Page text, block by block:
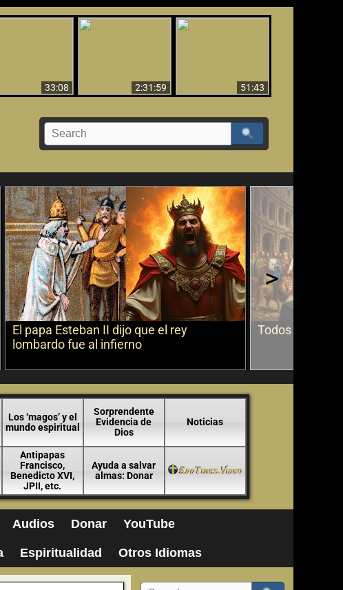
33:08 2:31:59
51:43
El papa Esteban II dijo que el rey
lombardo fue al infierno
Todos los
>
Los ‘magos’ y el
mundo espiritual
Sorprendente
Evidencia de
Dios
Noticias
Antipapas
Francisco,
Benedicto XVI,
JPII, etc.
Ayuda a salvar
almas: Donar
Audios Donar YouTube
Espiritualidad Otros Idiomas